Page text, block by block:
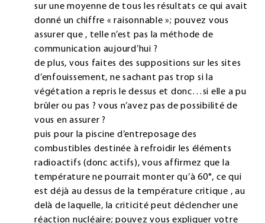
sur une moyenne de tous les résultats ce qui avait
donné un chiffre « raisonnable »; pouvez vous
assurer que , telle n’est pas la méthode de
communication aujourd’hui ?
de plus, vous faites des suppositions sur les sites
d’enfouissement, ne sachant pas trop si la
végétation a repris le dessus et donc…si elle a pu
brûler ou pas ? vous n’avez pas de possibilité de
vous en assurer ?
puis pour la piscine d’entreposage des
combustibles destinée à refroidir les éléments
radioactifs (donc actifs), vous affirmez que la
température ne pourrait monter qu’à 60°, ce qui
est déjà au dessus de la température critique , au
delà de laquelle, la criticité peut déclencher une
réaction nucléaire; pouvez vous expliquer votre